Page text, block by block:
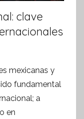
clave
mexicanas y
fundamental
a
en